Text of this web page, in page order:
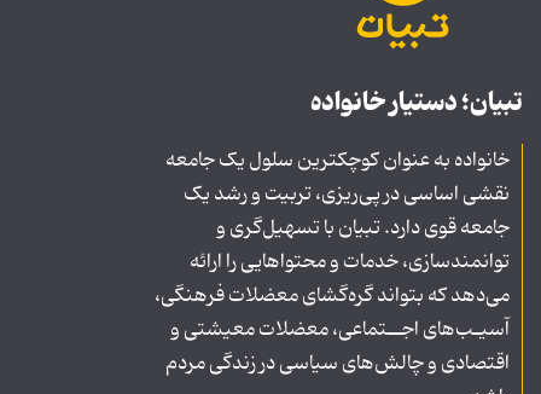
تبیان؛ دستیار خانواده
خانواده به عنوان کوچکترین سلول یک جامعه
نقشی اساسی در پی‌ریزی، تربیت و رشد یک
جامعه قوی دارد. تبیان با تسهیل‌گری و
توانمندسازی، خدمات و محتواهایی را ارائه
می‌دهد که بتواند گره‌گشای معضلات فرهنگی،
آسیـب‌های اجــتماعی، معضلات معیشتی و
اقتصادی و چالش‌های سیاسی در زندگی مردم